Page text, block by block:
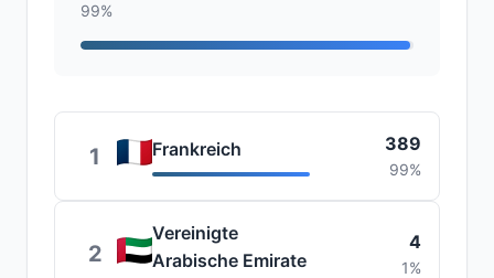
99%
1 Frankreich 389
99%
2
Vereinigte
Arabische Emirate
4
1%